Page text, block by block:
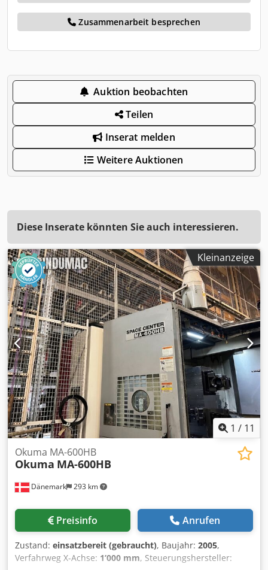
Zusammenarbeit besprechen
Auktion beobachten
Teilen
Inserat melden
Weitere Auktionen
Diese Inserate könnten Sie auch interessieren.
Kleinanzeige
1 / 11
Dänemark 293 km
Okuma MA-600HB
Okuma MA-600HB
Preisinfo Anrufen
Zustand: einsatzbereit (gebraucht), Baujahr: 2005,
Verfahrweg X-Achse: 1’000 mm, Steuerungshersteller: